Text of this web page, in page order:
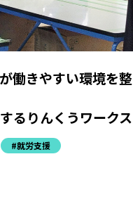
働きやすい環境を整
るりんくうワークス
#就労支援